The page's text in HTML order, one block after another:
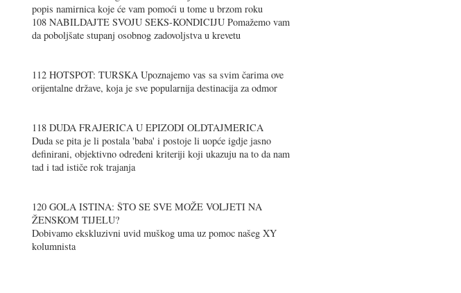
popis namirnica koje će vam pomoći u tome u brzom roku
108 NABILDAJTE SVOJU SEKS-KONDICIJU Pomažemo vam
da poboljšate stupanj osobnog zadovoljstva u krevetu
112 HOTSPOT: TURSKA Upoznajemo vas sa svim čarima ove
orijentalne države, koja je sve popularnija destinacija za odmor
118 DUDA FRAJERICA U EPIZODI OLDTAJMERICA
Duda se pita je li postala 'baba' i postoje li uopće igdje jasno
definirani, objektivno određeni kriteriji koji ukazuju na to da nam
tad i tad ističe rok trajanja
120 GOLA ISTINA: ŠTO SE SVE MOŽE VOLJETI NA
ŽENSKOM TIJELU?
Dobivamo ekskluzivni uvid muškog uma uz pomoc našeg XY
kolumnista